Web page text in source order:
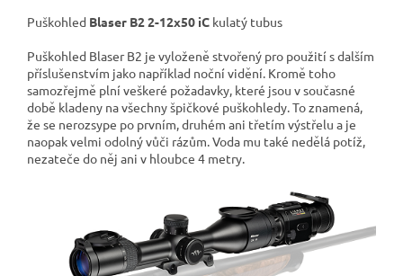
Puškohled Blaser B2 2-12x50 iC kulatý tubus
Puškohled Blaser B2 je vyloženě stvořený pro použití s dalším
příslušenstvím jako například noční vidění. Kromě toho
samozřejmě plní veškeré požadavky, které jsou v současné
době kladeny na všechny špičkové puškohledy. To znamená,
že se nerozsype po prvním, druhém ani třetím výstřelu a je
naopak velmi odolný vůči rázům. Voda mu také nedělá potíž,
nezateče do něj ani v hloubce 4 metry.